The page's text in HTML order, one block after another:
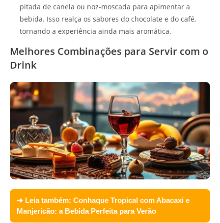
pitada de canela ou noz-moscada para apimentar a
bebida. Isso realça os sabores do chocolate e do café,
tornando a experiência ainda mais aromática.
Melhores Combinações para Servir com o
Drink
➜ Leia também: Conhaque Tropical com Abacaxi e
Manjericão: a Bebida Perfeita para Verão